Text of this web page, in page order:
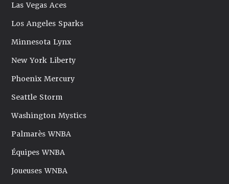
Las Vegas Aces
Los Angeles Sparks
Minnesota Lynx
New York Liberty
Phoenix Mercury
Seattle Storm
Washington Mystics
Palmarès WNBA
Équipes WNBA
Joueuses WNBA